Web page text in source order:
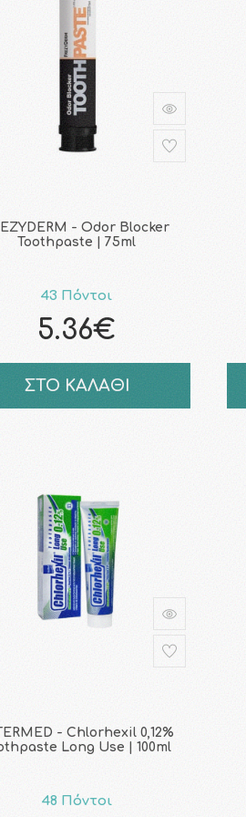
- Odor Blocker
Toothpaste | 75ml
43 Πόντοι
5.36€
ΣΤΟ ΚΑΛΑΘΙ
- Chlorhexil 0,12%
Long Use | 100ml
48 Πόντοι